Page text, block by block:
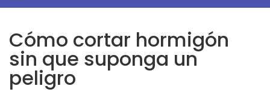
Cómo cortar hormigón
sin que suponga un
peligro